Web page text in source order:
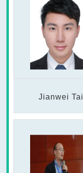
Jianwei Tai